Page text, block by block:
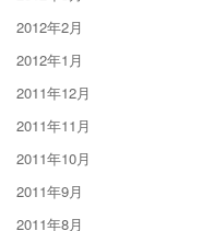
2012年2月
2012年1月
2011年12月
2011年11月
2011年10月
2011年9月
2011年8月